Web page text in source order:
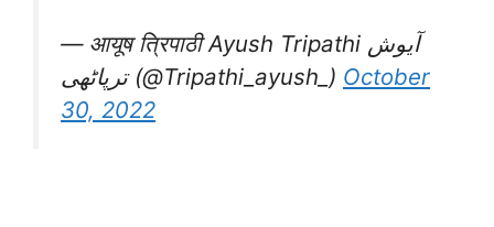
— आयूष त्रिपाठी Ayush Tripathi آیوش
ترپاٹھی (@Tripathi_ayush_) October
30, 2022